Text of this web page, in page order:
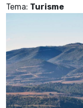
Tema: Turisme